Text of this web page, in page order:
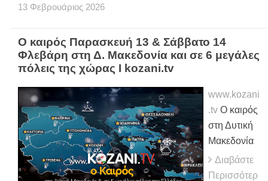
13 Φεβρουάριος 2026
Ο καιρός Παρασκευή 13 & Σάββατο 14
Φλεβάρη στη Δ. Μακεδονία και σε 6 μεγάλες
πόλεις της χώρας Ι kozani.tv
www.kozani
.tv Ο καιρός
στη Δυτική
Μακεδονία
Διαβάστε
Περισσότερ